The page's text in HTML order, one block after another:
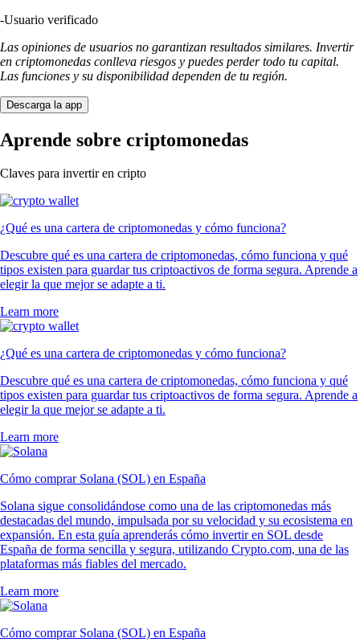
-Usuario verificado
Las opiniones de usuarios no garantizan resultados similares. Invertir
en criptomonedas conlleva riesgos y puedes perder todo tu capital.
Las funciones y su disponibilidad dependen de tu región.
Descarga la app
Aprende sobre criptomonedas
Claves para invertir en cripto
¿Qué es una cartera de criptomonedas y cómo funciona?
Descubre qué es una cartera de criptomonedas, cómo funciona y qué
tipos existen para guardar tus criptoactivos de forma segura. Aprende a
elegir la que mejor se adapte a ti.
Learn more
¿Qué es una cartera de criptomonedas y cómo funciona?
Descubre qué es una cartera de criptomonedas, cómo funciona y qué
tipos existen para guardar tus criptoactivos de forma segura. Aprende a
elegir la que mejor se adapte a ti.
Learn more
Cómo comprar Solana (SOL) en España
Solana sigue consolidándose como una de las criptomonedas más
destacadas del mundo, impulsada por su velocidad y su ecosistema en
expansión. En esta guía aprenderás cómo invertir en SOL desde
España de forma sencilla y segura, utilizando Crypto.com, una de las
plataformas más fiables del mercado.
Learn more
Cómo comprar Solana (SOL) en España